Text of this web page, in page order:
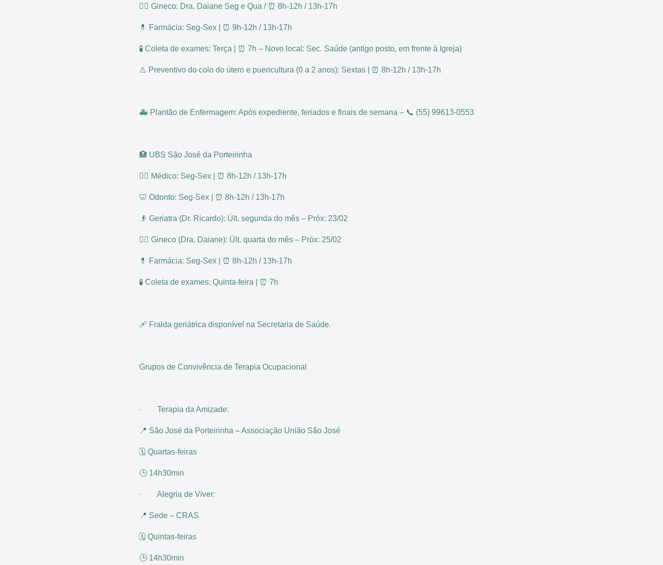
👩‍⚕ Gineco: Dra. Daiane Seg e Qua / ⏰ 8h-12h / 13h-17h
💊 Farmácia: Seg-Sex | ⏰ 9h-12h / 13h-17h
🧪 Coleta de exames: Terça | ⏰ 7h – Novo local: Sec. Saúde (antigo posto, em frente à Igreja)
⚠️ Preventivo do colo do útero e puericultura (0 a 2 anos): Sextas | ⏰ 8h-12h / 13h-17h
🚑 Plantão de Enfermagem: Após expediente, feriados e finais de semana – 📞 (55) 99613-0553
🏥 UBS São José da Porteirinha
👨‍⚕ Médico: Seg-Sex | ⏰ 8h-12h / 13h-17h
🦷 Odonto: Seg-Sex | ⏰ 8h-12h / 13h-17h
👴 Geriatra (Dr. Ricardo): Últ. segunda do mês – Próx: 23/02
👩‍⚕ Gineco (Dra. Daiane): Últ. quarta do mês – Próx: 25/02
💊 Farmácia: Seg-Sex | ⏰ 8h-12h / 13h-17h
🧪 Coleta de exames: Quinta-feira | ⏰ 7h
🩹 Fralda geriátrica disponível na Secretaria de Saúde.
Grupos de Convivência de Terapia Ocupacional
· Terapia da Amizade:
📍 São José da Porteirinha – Associação União São José
🗓️ Quartas-feiras
🕒 14h30min
· Alegria de Viver:
📍 Sede – CRAS
🗓️ Quintas-feiras
🕒 14h30min